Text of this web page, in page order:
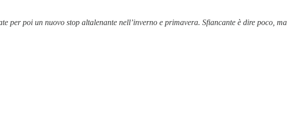
per poi un nuovo stop altalenante nell’inverno e primavera. Sfiancante è dire poco, ma